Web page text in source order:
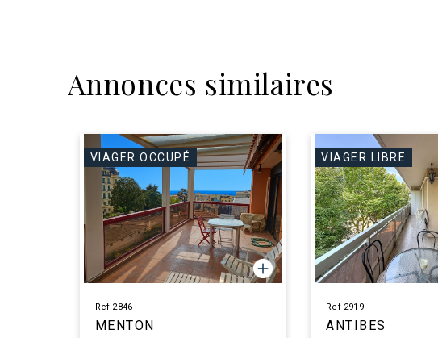
Annonces similaires
VIAGER OCCUPÉ
Ref 2846
MENTON
VIAGER LIBRE
Ref 2919
ANTIBES